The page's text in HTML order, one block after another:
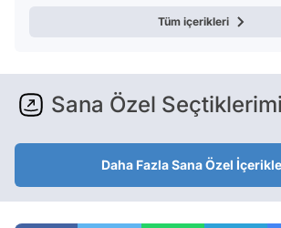
Tüm içerikleri
Sana Özel
Daha Fazla Sana Özel